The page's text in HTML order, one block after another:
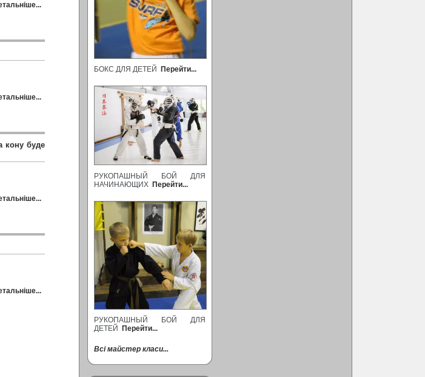
кону буде
БОКС ДЛЯ ДЕТЕЙ Перейти...
РУКОПАШНЫЙ БОЙ ДЛЯ
НАЧИНАЮЩИХ Перейти...
РУКОПАШНЫЙ БОЙ ДЛЯ
ДЕТЕЙ
Перейти...
Всі майстер класи...